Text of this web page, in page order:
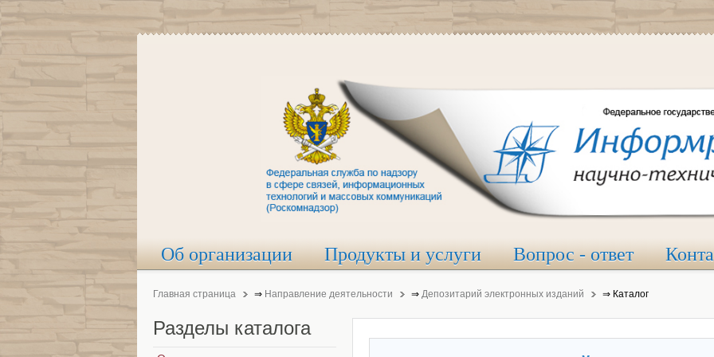
Об организации Продукты и услуги Вопрос - ответ
Главная страница ⇒ Направление деятельности ⇒ Депозитарий электронных изданий ⇒ Каталог
Разделы каталога